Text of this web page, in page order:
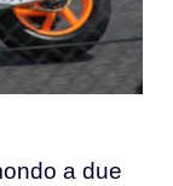
a due